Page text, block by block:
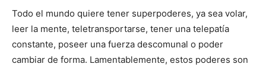
Todo el mundo quiere tener superpoderes, ya sea volar,
leer la mente, teletransportarse, tener una telepatía
constante, poseer una fuerza descomunal o poder
cambiar de forma. Lamentablemente, estos poderes son